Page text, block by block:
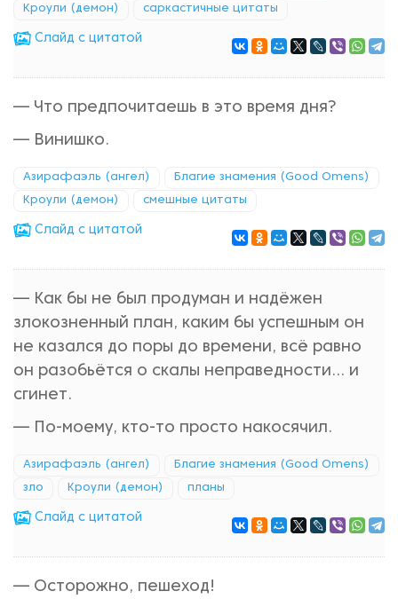
Кроули (демон) саркастичные цитаты
Cлайд с цитатой
— Что предпочитаешь в это время дня?
— Винишко.
Азирафаэль (ангел) Благие знамения (Good Omens)
Кроули (демон) смешные цитаты
Cлайд с цитатой
— Как бы не был продуман и надёжен
злокозненный план, каким бы успешным он
не казался до поры до времени, всё равно
он разобьётся о скалы неправедности... и
сгинет.
— По-моему, кто-то просто накосячил.
Азирафаэль (ангел) Благие знамения (Good Omens)
зло Кроули (демон) планы
Cлайд с цитатой
— Осторожно, пешеход!